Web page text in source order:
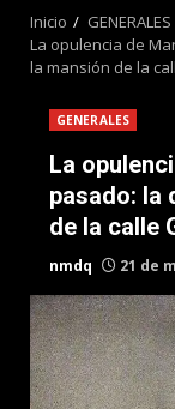
Inicio
GENERALES
La opulencia de
la mansión de la
GENERALES
La
pasado: la
de la calle
nmdq 21 de